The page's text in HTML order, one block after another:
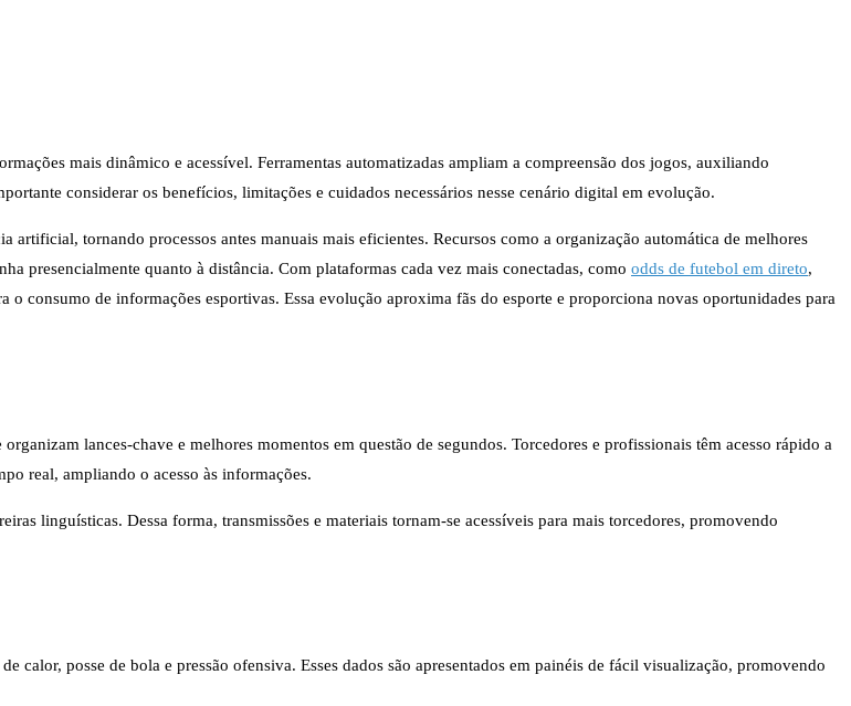
mais dinâmico e acessível. Ferramentas automatizadas ampliam a compreensão dos jogos, auxiliando
considerar os benefícios, limitações e cuidados necessários nesse cenário digital em evolução.
tornando processos antes manuais mais eficientes. Recursos como a organização automática de melhores
presencialmente quanto à distância. Com plataformas cada vez mais conectadas, como odds de futebol em direto,
consumo de informações esportivas. Essa evolução aproxima fãs do esporte e proporciona novas oportunidades para
lances-chave e melhores momentos em questão de segundos. Torcedores e profissionais têm acesso rápido a
real, ampliando o acesso às informações.
linguísticas. Dessa forma, transmissões e materiais tornam-se acessíveis para mais torcedores, promovendo
posse de bola e pressão ofensiva. Esses dados são apresentados em painéis de fácil visualização, promovendo